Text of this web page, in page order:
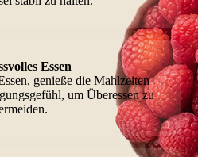
Essen
genieße die Mahlzeiten
um Überessen zu